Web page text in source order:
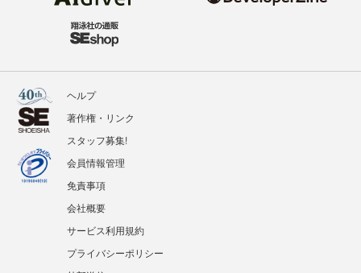
ヘルプ
著作権・リンク
スタッフ募集!
会員情報管理
免責事項
会社概要
サービス利用規約
プライバシーポリシー